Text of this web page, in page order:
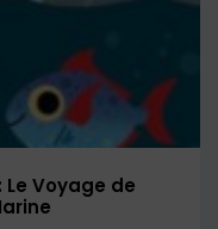
Voyage de